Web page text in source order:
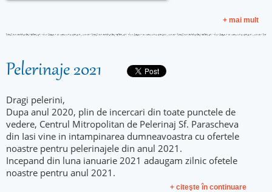
+ mai mult
Pelerinaje 2021
Dragi pelerini,
Dupa anul 2020, plin de incercari din toate punctele de
vedere, Centrul Mitropolitan de Pelerinaj Sf. Parascheva
din Iasi vine in intampinarea dumneavoastra cu ofertele
noastre pentru pelerinajele din anul 2021.
Incepand din luna ianuarie 2021 adaugam zilnic ofetele
noastre pentru anul 2021.
+ citeşte în continuare